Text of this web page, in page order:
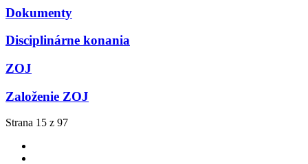
Dokumenty
Disciplinárne konania
ZOJ
Založenie ZOJ
Strana 15 z 97